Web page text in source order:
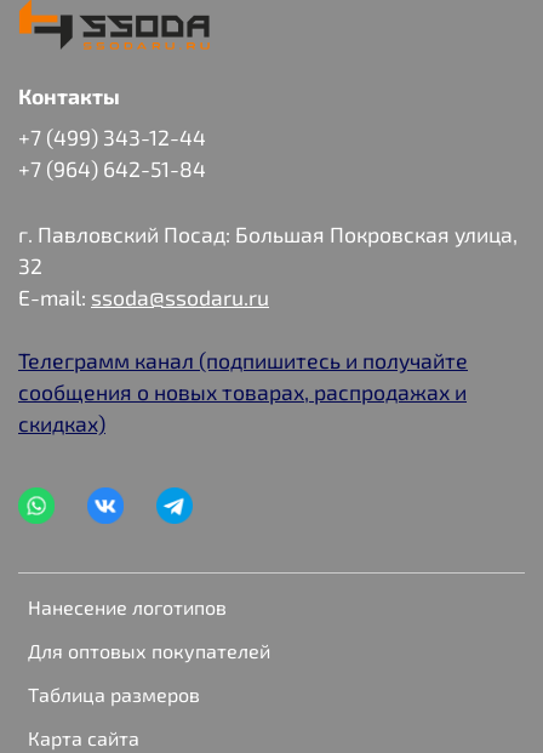
Нанесение логотипов
Для оптовых покупателей
Таблица размеров
Карта сайта
Контакты
+7 (499) 343-12-44
+7 (964) 642-51-84
г. Павловский Посад: Большая Покровская улица,
32
E-mail: ssoda@ssodaru.ru
Телеграмм канал (подпишитесь и получайте
сообщения о новых товарах, распродажах и
скидках)